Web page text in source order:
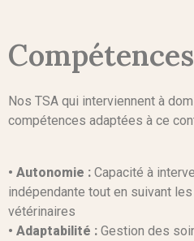
Compétences
Nos TSA qui interviennent à
compétences adaptées à ce
• Autonomie : Capacité à
indépendante tout en suivant
vétérinaires
• Adaptabilité : Gestion des